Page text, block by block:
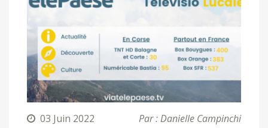
03 Juin 2022 Par : Danielle Campinchi